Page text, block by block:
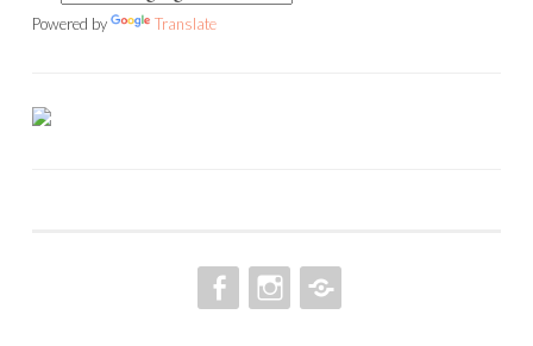
Powered by Translate